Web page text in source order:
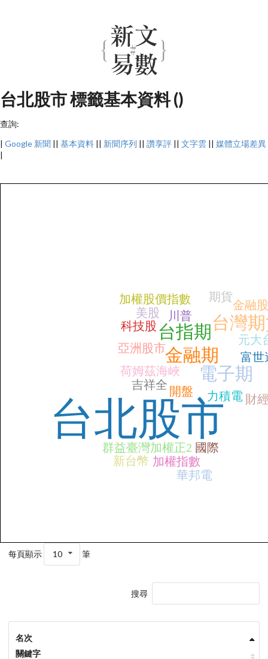
台北股市 標籤基本資料 ()
查詢:
| Google 新聞 || 基本資料 || 新聞序列 || 讚享評 || 文字雲 || 媒體立場差異
|
台北股市
電子期
金融期
台灣
台指期
群益臺灣加權正2
科技股
亞洲股市
川普
美股
國際
財
加權指數
荷姆茲海峽
吉祥全
期貨
加權股價指數
新台幣
力積電
元大
富世
華邦電
開盤
金融股
每頁顯示 10 筆
搜尋
名次
關鍵字